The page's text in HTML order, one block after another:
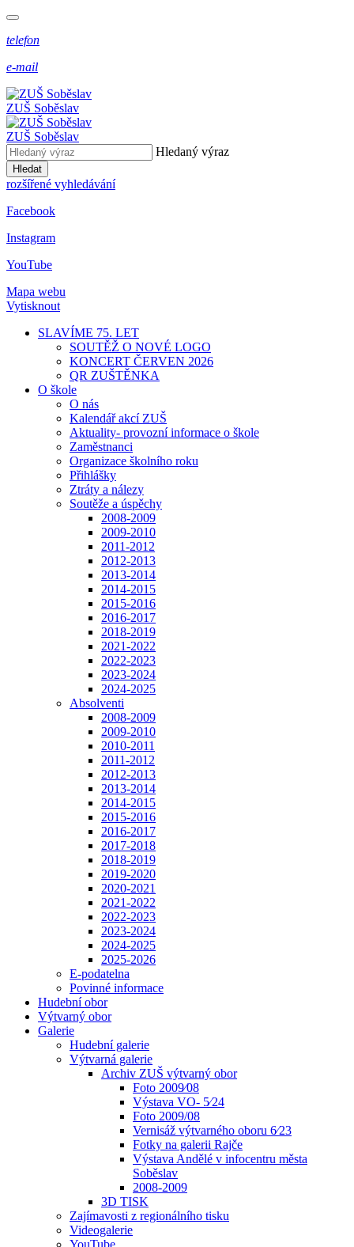
telefon
e-mail
ZUŠ Soběslav
ZUŠ Soběslav
Hledaný výraz
Hledat
rozšířené vyhledávání
Facebook
Instagram
YouTube
Mapa webu
Vytisknout
SLAVÍME 75. LET
SOUTĚŽ O NOVÉ LOGO
KONCERT ČERVEN 2026
QR ZUŠTĚNKA
O škole
O nás
Kalendář akcí ZUŠ
Aktuality- provozní informace o škole
Zaměstnanci
Organizace školního roku
Přihlášky
Ztráty a nálezy
Soutěže a úspěchy
2008-2009
2009-2010
2011-2012
2012-2013
2013-2014
2014-2015
2015-2016
2016-2017
2018-2019
2021-2022
2022-2023
2023-2024
2024-2025
Absolventi
2008-2009
2009-2010
2010-2011
2011-2012
2012-2013
2013-2014
2014-2015
2015-2016
2016-2017
2017-2018
2018-2019
2019-2020
2020-2021
2021-2022
2022-2023
2023-2024
2024-2025
2025-2026
E-podatelna
Povinné informace
Hudební obor
Výtvarný obor
Galerie
Hudební galerie
Výtvarná galerie
Archiv ZUŠ výtvarný obor
Foto 2009⁄08
Výstava VO- 5⁄24
Foto 2009/08
Vernisáž výtvarného oboru 6⁄23
Fotky na galerii Rajče
Výstava Andělé v infocentru města
Soběslav
2008-2009
3D TISK
Zajímavosti z regionálního tisku
Videogalerie
YouTube